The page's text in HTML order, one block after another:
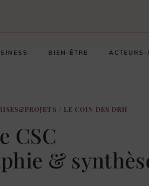
BIEN-ÊTRE ACTEURS-
/ LE COIN DES DRH
CSC
&